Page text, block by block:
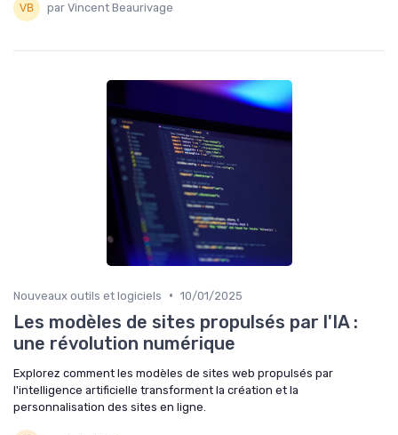
par Vincent Beaurivage
Nouveaux outils et logiciels • 10/01/2025
Les modèles de sites propulsés par l'IA :
une révolution numérique
Explorez comment les modèles de sites web propulsés par
l'intelligence artificielle transforment la création et la
personnalisation des sites en ligne.